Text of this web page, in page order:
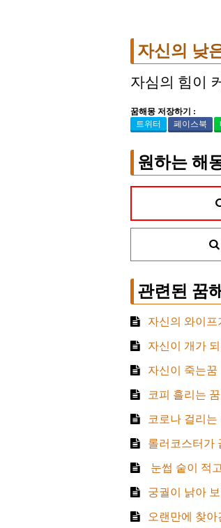
자신의 낮
자심의 힘이
꿈해몽 저장하기 :
트위터
페이스북
원하는 해
관련된 꿈
자신의 와이
자신이 개가
자신이 죽는꿈
코피 흘리는 꿈
코로나 걸리는
롤러코스터가
눈썹 숱이 적
궁궐이 낡아
오랜만에 찾